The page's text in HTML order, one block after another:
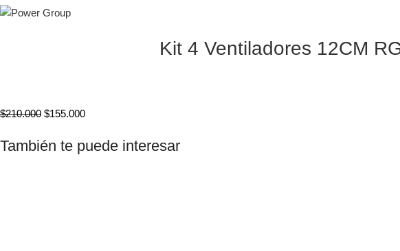
Kit 4 Ventiladores 12CM
$210.000 $155.000
También te puede interesar